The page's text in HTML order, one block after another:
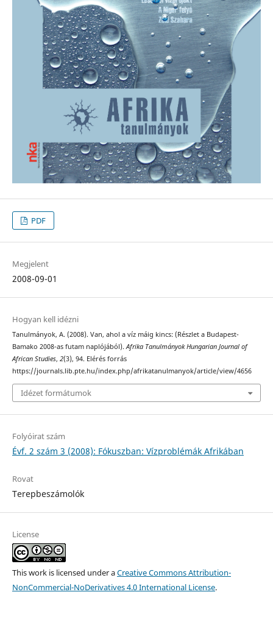
PDF
Megjelent
2008-09-01
Hogyan kell idézni
Tanulmányok, A. (2008). Van, ahol a víz máig kincs: (Részlet a Budapest-
Bamako 2008-as futam naplójából).Afrika Tanulmányok Hungarian Journal of
African Studies, 2(3), 94. Elérés forrás
https://journals.lib.pte.hu/index.php/afrikatanulmanyok/article/view/4656
Idézet formátumok
Folyóirat szám
Évf. 2 szám 3 (2008): Fókuszban: Vízproblémák Afrikában
Rovat
Terepbeszámolók
License
This work is licensed under aCreative Commons Attribution-
NonCommercial-NoDerivatives 4.0 International License.